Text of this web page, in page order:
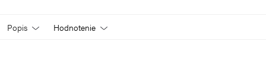
Popis Hodnotenie